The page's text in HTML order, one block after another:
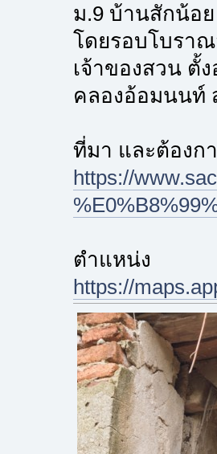
ม.9 บ้านสักน้อ
โดยรอบโบรา
เจ้าของสวน ตั้
คลองอ้อมนนท์
ที่มา และต้องก
https://
ตำแหน่ง
https://